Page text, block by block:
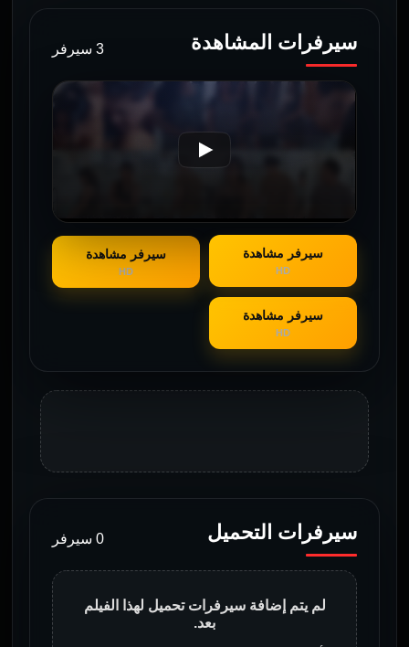
سيرفرات المشاهدة 3 سيرفر
سيرفر مشاهدة
HD
سيرفر مشاهدة
HD
سيرفر مشاهدة
HD
سيرفرات التحميل 0 سيرفر
لم يتم إضافة سيرفرات تحميل لهذا الفيلم
بعد.